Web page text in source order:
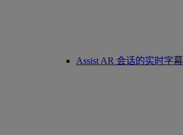
Assist AR 会话的实时字幕